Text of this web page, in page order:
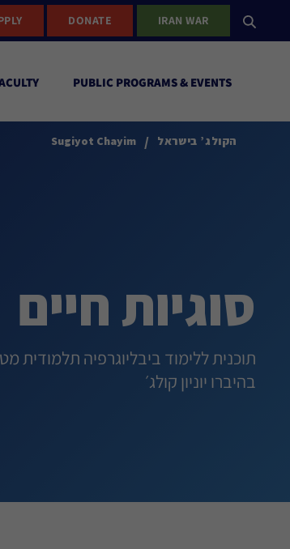
DONATE IRAN WAR
PUBLIC PROGRAMS & EVENTS
הקולג’ בישראל /
Sugiyot Chayim
סוגיות חיים
תוכנית ללימוד ביבליוגרפיה תלמודית
בהיברו יוניון קולג׳